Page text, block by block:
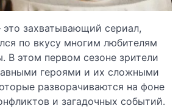
захватывающий сериал,
по вкусу многим любителям
В этом первом сезоне зрители
героями и их сложными
разворачиваются на фоне
и загадочных событий.